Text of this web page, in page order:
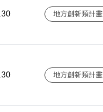
地方創新類計畫
地方創新類計畫